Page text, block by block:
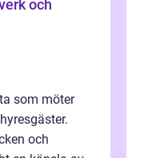
som möter
och